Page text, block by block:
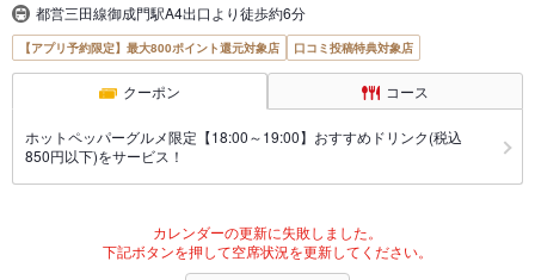
都営三田線御成門駅A4出口より徒歩約6分
【アプリ予約限定】最大800ポイント還元対象店 口コミ投稿特典対象店
クーポン コース
ホットペッパーグルメ限定【18:00～19:00】おすすめドリンク(税込
850円以下)をサービス！
カレンダーの更新に失敗しました。
下記ボタンを押して空席状況を更新してください。